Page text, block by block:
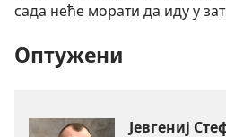
сада неће морати да иду у
Оптужени
Јевгениј